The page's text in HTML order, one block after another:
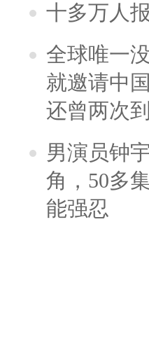
十多万人
全球唯一
就邀请中
还曾两次
男演员钟
角，50多
能强忍